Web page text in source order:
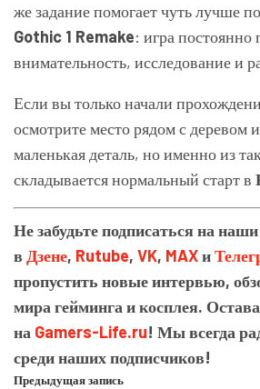
же задание помогает чуть лучше
Gothic 1 Remake: игра постоянно
внимательность, исследование и
Если вы только начали
осмотрите место рядом с деревом
маленькая деталь, но именно из
складывается нормальный старт в
Не забудьте подписаться на
в Дзене, Rutube, VK, MAXи
пропустить новые интервью,
мира гейминга и косплея.
на Gamers-Life.ru! Мы всегда
среди наших подписчиков!
Предыдущая запись